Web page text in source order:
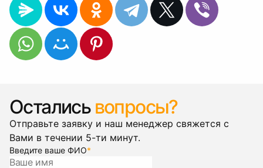
Остались вопросы?
Отправьте заявку и наш менеджер свяжется с
Вами в течении 5-ти минут.
Введите ваше ФИО*